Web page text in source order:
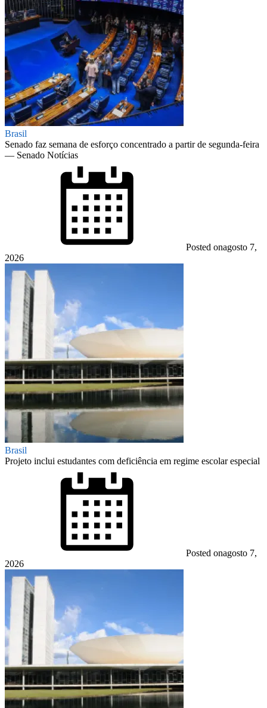
Brasil
Senado faz semana de esforço concentrado a partir de segunda-feira
— Senado Notícias
Posted onagosto 7,
2026
Brasil
Projeto inclui estudantes com deficiência em regime escolar especial
Posted onagosto 7,
2026